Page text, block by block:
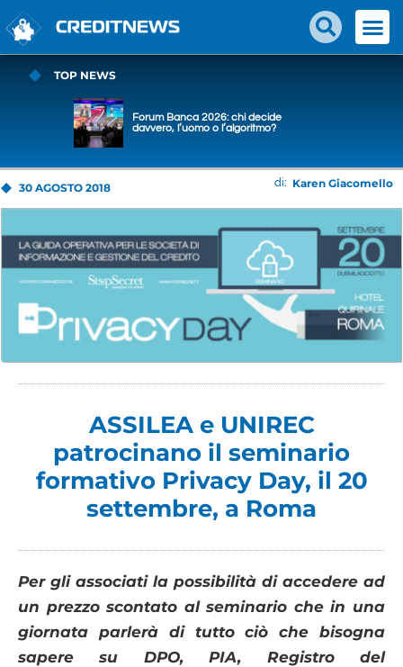
TOP NEWS
Forum Banca 2026: chi decide
davvero, l’uomo o l’algoritmo?
30 AGOSTO 2018 di: Karen Giacomello
ASSILEA e UNIREC
patrocinano il seminario
formativo Privacy Day, il 20
settembre, a Roma
Per gli associati la possibilità di accedere ad
un prezzo scontato al seminario che in una
giornata parlerà di tutto ciò che bisogna
sapere su DPO, PIA, Registro del